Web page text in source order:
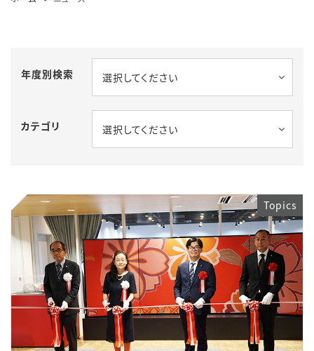
年度別検索 選択してください
カテゴリ 選択してください
Topics